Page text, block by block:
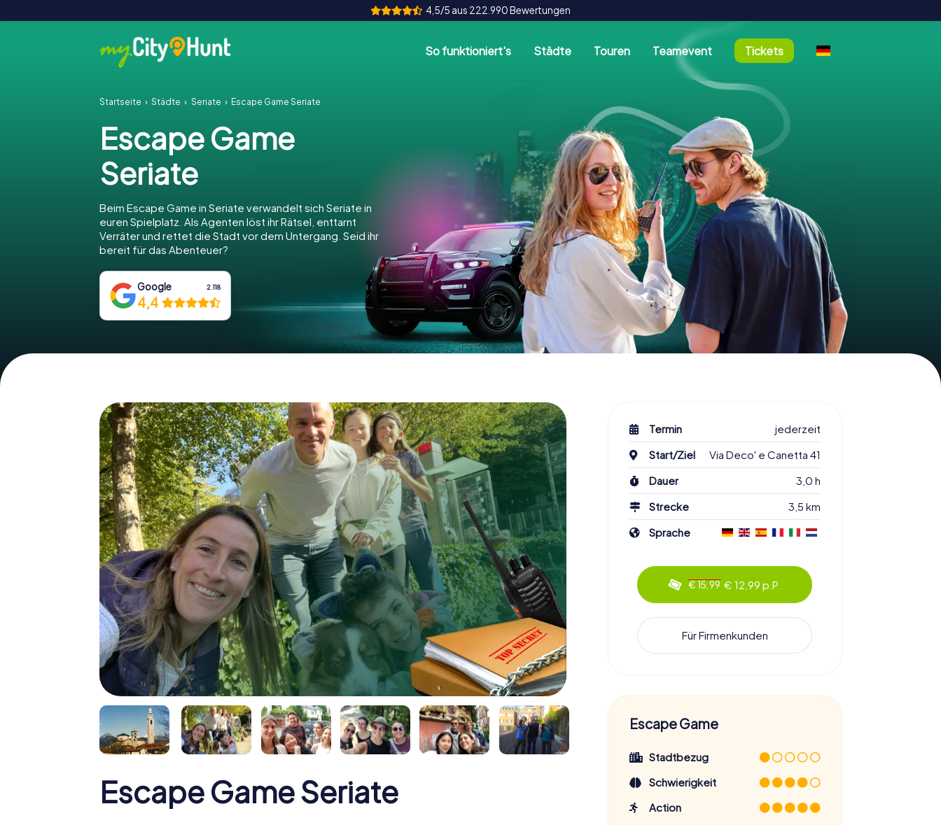
4,5/5 aus 222.990 Bewertungen
So funktioniert's Städte Touren Teamevent Tickets
Startseite Städte Seriate Escape Game Seriate
Escape Game
Seriate
Beim Escape Game in Seriate verwandelt sich Seriate in
euren Spielplatz. Als Agenten löst ihr Rätsel, enttarnt
Verräter und rettet die Stadt vor dem Untergang. Seid ihr
bereit für das Abenteuer?
Google 2.118
4,4
Escape Game Seriate
Termin
jederzeit
Start/Ziel
Via Deco' e Canetta 41
Dauer
3,0 h
Strecke
3,5 km
Sprache
€ 15,99 € 12,99 p.P.
Für Firmenkunden
Escape Game
Stadtbezug
Schwierigkeit
Action